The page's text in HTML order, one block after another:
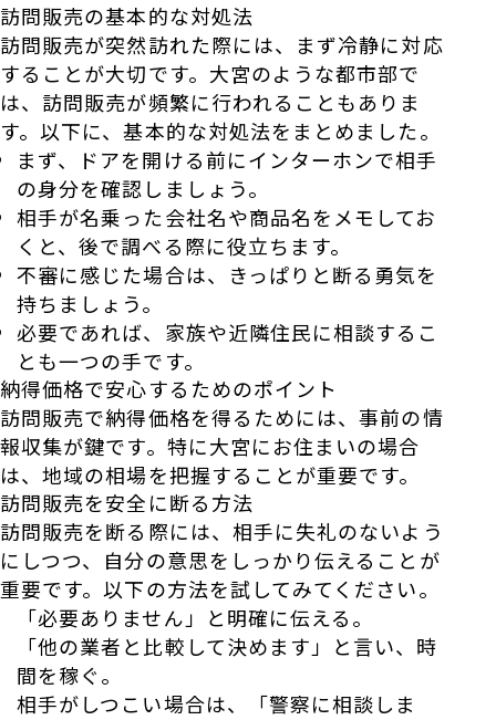
訪問販売の基本的な対処法
訪問販売が突然訪れた際には、まず冷静に対応
することが大切です。大宮のような都市部で
は、訪問販売が頻繁に行われることもありま
す。以下に、基本的な対処法をまとめました。
まず、ドアを開ける前にインターホンで相手
の身分を確認しましょう。
相手が名乗った会社名や商品名をメモしてお
くと、後で調べる際に役立ちます。
不審に感じた場合は、きっぱりと断る勇気を
持ちましょう。
必要であれば、家族や近隣住民に相談するこ
とも一つの手です。
納得価格で安心するためのポイント
訪問販売で納得価格を得るためには、事前の情
報収集が鍵です。特に大宮にお住まいの場合
は、地域の相場を把握することが重要です。
訪問販売を安全に断る方法
訪問販売を断る際には、相手に失礼のないよう
にしつつ、自分の意思をしっかり伝えることが
重要です。以下の方法を試してみてください。
「必要ありません」と明確に伝える。
「他の業者と比較して決めます」と言い、時
間を稼ぐ。
相手がしつこい場合は、「警察に相談しま